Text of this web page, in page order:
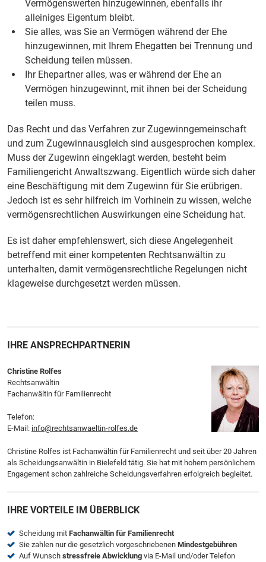
Vermögenswerten hinzugewinnen, ebenfalls ihr
alleiniges Eigentum bleibt.
Sie alles, was Sie an Vermögen während der Ehe
hinzugewinnen, mit Ihrem Ehegatten bei Trennung und
Scheidung teilen müssen.
Ihr Ehepartner alles, was er während der Ehe an
Vermögen hinzugewinnt, mit ihnen bei der Scheidung
teilen muss.
Das Recht und das Verfahren zur Zugewinngemeinschaft
und zum Zugewinnausgleich sind ausgesprochen komplex.
Muss der Zugewinn eingeklagt werden, besteht beim
Familiengericht Anwaltszwang. Eigentlich würde sich daher
eine Beschäftigung mit dem Zugewinn für Sie erübrigen.
Jedoch ist es sehr hilfreich im Vorhinein zu wissen, welche
vermögensrechtlichen Auswirkungen eine Scheidung hat.
Es ist daher empfehlenswert, sich diese Angelegenheit
betreffend mit einer kompetenten Rechtsanwältin zu
unterhalten, damit vermögensrechtliche Regelungen nicht
klageweise durchgesetzt werden müssen.
IHRE ANSPRECHPARTNERIN
Christine Rolfes
Rechtsanwältin
Fachanwältin für Familienrecht
Telefon:
E-Mail: info@rechtsanwaeltin-rolfes.de
Christine Rolfes ist Fachanwältin für Familienrecht und seit über 20 Jahren
als Scheidungsanwältin in Bielefeld tätig. Sie hat mit hohem persönlichem
Engagement schon zahlreiche Scheidungsverfahren erfolgreich begleitet.
IHRE VORTEILE IM ÜBERBLICK
Scheidung mit Fachanwältin für Familienrecht
Sie zahlen nur die gesetzlich vorgeschriebenen Mindestgebühren
Auf Wunsch stressfreie Abwicklung via E-Mail und/oder Telefon